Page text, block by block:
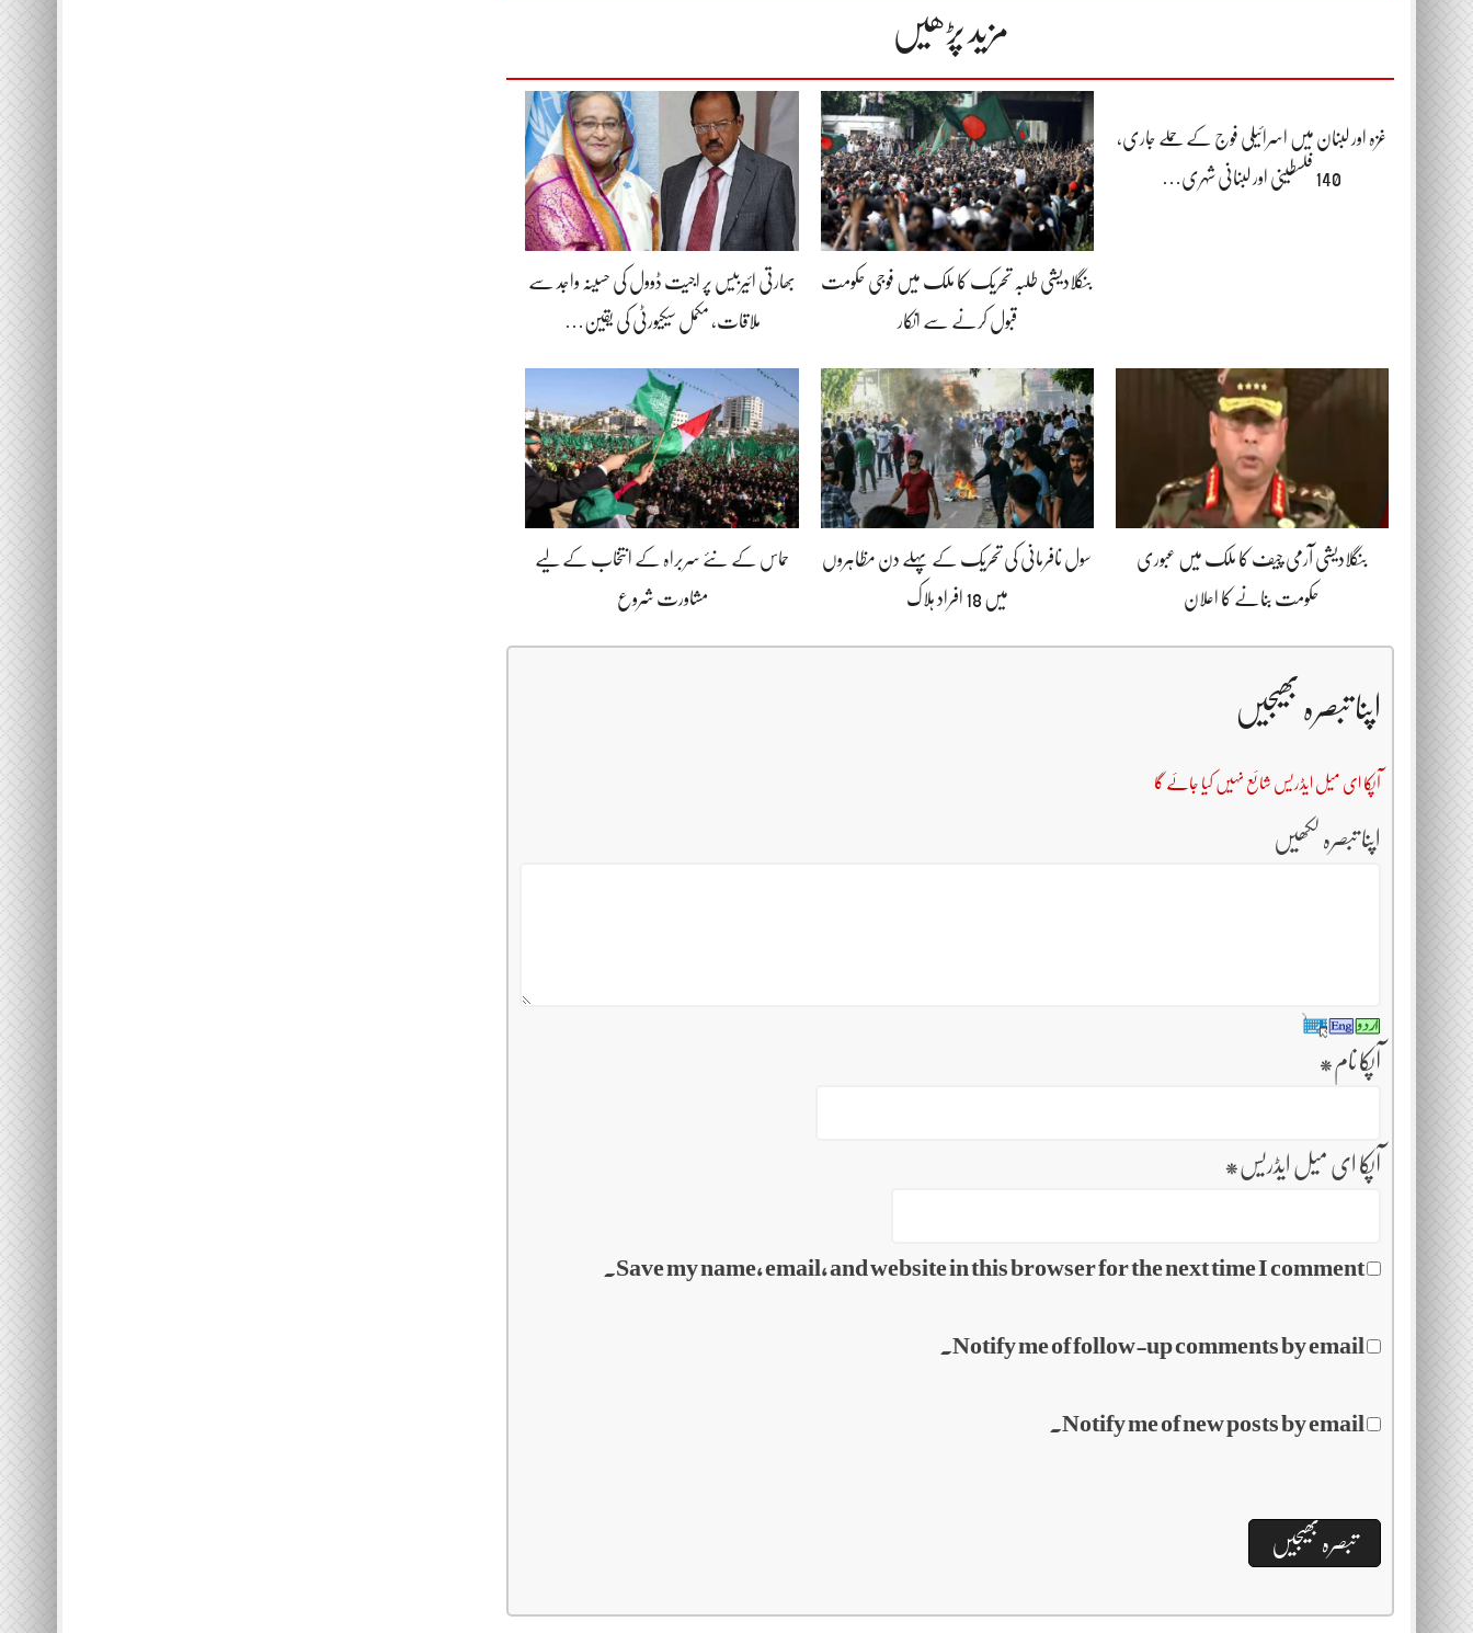
مزید پڑھیں
غزہ اور لبنان میں اسرائیلی فوج کے حملے جاری،
140 فلسطینی اور لبنانی شہری…
بنگلادیشی طلبہ تحریک کا ملک میں فوجی حکومت
قبول کرنے سے انکار
بھارتی ائیربیس پر اجیت ڈوول کی حسینہ واجد سے
ملاقات، مکمل سیکیورٹی کی یقین…
بنگلادیشی آرمی چیف کا ملک میں عبوری
حکومت بنانے کا اعلان
سول نافرمانی کی تحریک کے پہلے دن مظاہروں
میں 18 افراد ہلاک
حماس کے نئے سربراہ کے انتخاب کے لیے
مشاورت شروع
اپنا تبصرہ بھیجیں
آپکا ای میل ایڈریس شائع نہیں کیا جائے گا
اپنا تبصرہ لکھیں
آپکا نام *
آپکا ای میل ایڈریس *
Save my name, email, and website in this browser for the next time I comment.
Notify me of follow-up comments by email.
Notify me of new posts by email.